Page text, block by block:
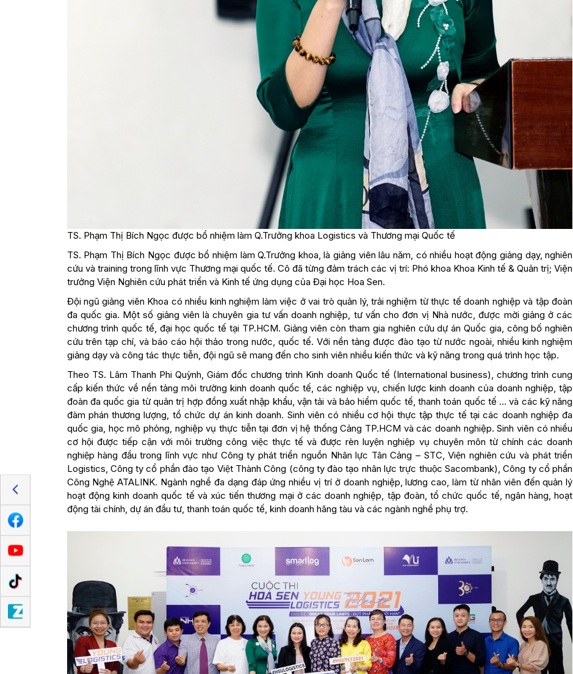
TS. Phạm Thị Bích Ngọc được bổ nhiệm làm Q.Trưởng khoa Logistics và Thương mại Quốc tế
TS. Phạm Thị Bích Ngọc được bổ nhiệm làm Q.Trưởng khoa, là giảng viên lâu năm, có nhiều hoạt động giảng dạy, nghiên
cứu và training trong lĩnh vực Thương mại quốc tế. Cô đã từng đảm trách các vị trí: Phó khoa Khoa Kinh tế & Quản trị; Viện
trưởng Viện Nghiên cứu phát triển và Kinh tế ứng dụng của Đại học Hoa Sen.
Đội ngũ giảng viên Khoa có nhiều kinh nghiệm làm việc ở vai trò quản lý, trải nghiệm từ thực tế doanh nghiệp và tập đoàn
đa quốc gia. Một số giảng viên là chuyên gia tư vấn doanh nghiệp, tư vấn cho đơn vị Nhà nước, được mời giảng ở các
chương trình quốc tế, đại học quốc tế tại TP.HCM. Giảng viên còn tham gia nghiên cứu dự án Quốc gia, công bố nghiên
cứu trên tạp chí, và báo cáo hội thảo trong nước, quốc tế. Với nền tảng được đào tạo từ nước ngoài, nhiều kinh nghiệm
giảng dạy và công tác thực tiễn, đội ngũ sẽ mang đến cho sinh viên nhiều kiến thức và kỹ năng trong quá trình học tập.
Theo TS. Lâm Thanh Phi Quỳnh, Giám đốc chương trình Kinh doanh Quốc tế (International business), chương trình cung
cấp kiến thức về nền tảng môi trường kinh doanh quốc tế, các nghiệp vụ, chiến lược kinh doanh của doanh nghiệp, tập
đoàn đa quốc gia từ quản trị hợp đồng xuất nhập khẩu, vận tải và bảo hiểm quốc tế, thanh toán quốc tế … và các kỹ năng
đàm phán thương lượng, tổ chức dự án kinh doanh. Sinh viên có nhiều cơ hội thực tập thực tế tại các doanh nghiệp đa
quốc gia, học mô phỏng, nghiệp vụ thực tiễn tại đơn vị hệ thống Cảng TP.HCM và các doanh nghiệp. Sinh viên có nhiều
cơ hội được tiếp cận với môi trường công việc thực tế và được rèn luyện nghiệp vụ chuyên môn từ chính các doanh
nghiệp hàng đầu trong lĩnh vực như Công ty phát triển nguồn Nhân lực Tân Cảng – STC, Viện nghiên cứu và phát triển
Logistics, Công ty cổ phần đào tạo Việt Thành Công (công ty đào tạo nhân lực trực thuộc Sacombank), Công ty cổ phần
Công Nghệ ATALINK. Ngành nghề đa dạng đáp ứng nhiều vị trí ở doanh nghiệp, lương cao, làm từ nhân viên đến quản lý
hoạt động kinh doanh quốc tế và xúc tiến thương mại ở các doanh nghiệp, tập đoàn, tổ chức quốc tế, ngân hàng, hoạt
động tài chính, dự án đầu tư, thanh toán quốc tế, kinh doanh hãng tàu và các ngành nghề phụ trợ.